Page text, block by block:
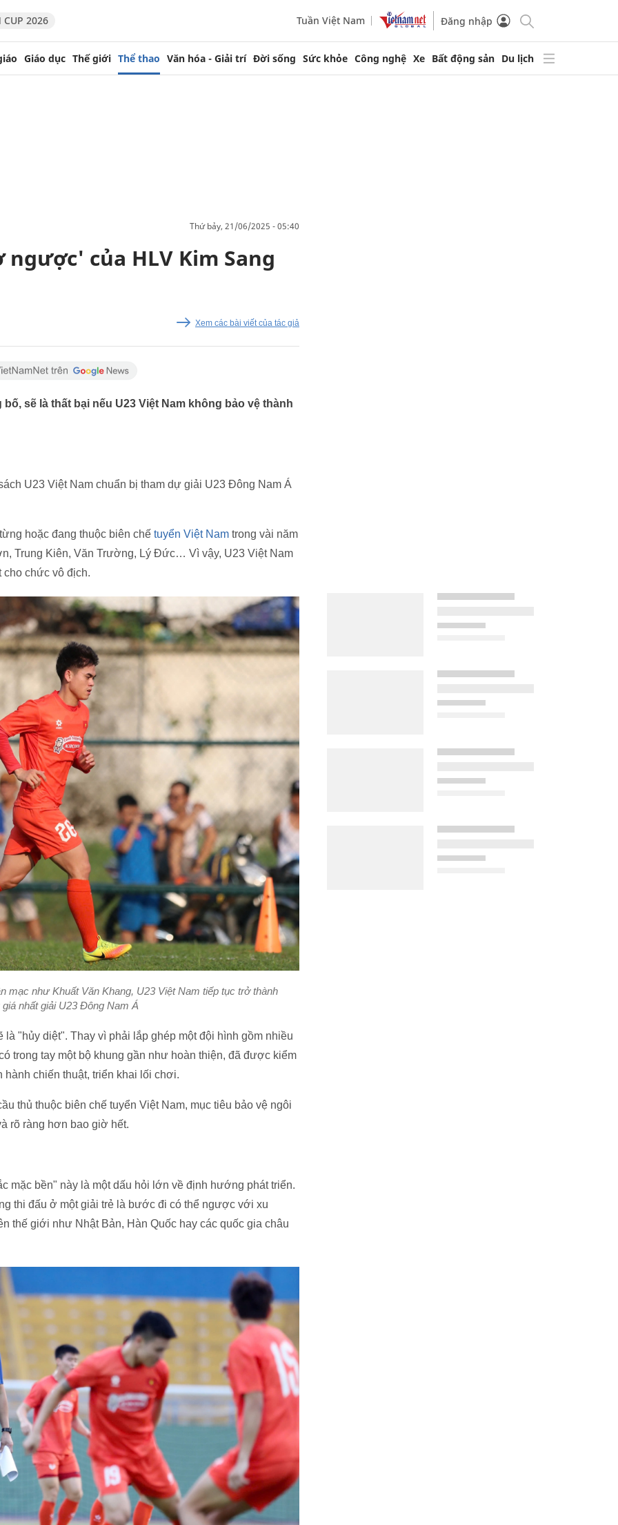
CUP 2026 Tuần Việt Nam Đăng nhập
Giáo dục Thế giới Thể thao Văn hóa - Giải trí Đời sống Sức khỏe Công nghệ Xe Bất động sản Du lịch
thứ bảy, 21/06/2025 - 05:40
ngược' của HLV Kim Sang
Xem các bài viết của tác giả
sẽ là thất bại nếu U23 Việt Nam không bảo vệ thành
U23 Việt Nam chuẩn bị tham dự giải U23 Đông Nam Á
hoặc đang thuộc biên chế tuyển Việt Nam trong vài năm
Trung Kiên, Văn Trường, Lý Đức… Vì vậy, U23 Việt Nam
chức vô địch.
mạc như Khuất Văn Khang, U23 Việt Nam tiếp tục trở thành
nhất giải U23 Đông Nam Á
là "hủy diệt". Thay vì phải lắp ghép một đội hình gồm nhiều
trong tay một bộ khung gần như hoàn thiện, đã được kiểm
chiến thuật, triển khai lối chơi.
thủ thuộc biên chế tuyển Việt Nam, mục tiêu bảo vệ ngôi
rõ ràng hơn bao giờ hết.
mặc bền" này là một dấu hỏi lớn về định hướng phát triển.
thi đấu ở một giải trẻ là bước đi có thể ngược với xu
thế giới như Nhật Bản, Hàn Quốc hay các quốc gia châu